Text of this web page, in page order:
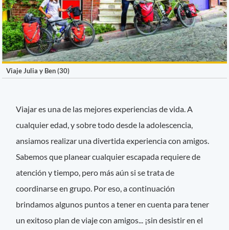
Viaje Julia y Ben (30)
Viajar es una de las mejores experiencias de vida. A
cualquier edad, y sobre todo desde la adolescencia,
ansiamos realizar una divertida experiencia con amigos.
Sabemos que planear cualquier escapada requiere de
atención y tiempo, pero más aún si se trata de
coordinarse en grupo. Por eso, a continuación
brindamos algunos puntos a tener en cuenta para tener
un exitoso plan de viaje con amigos... ¡sin desistir en el